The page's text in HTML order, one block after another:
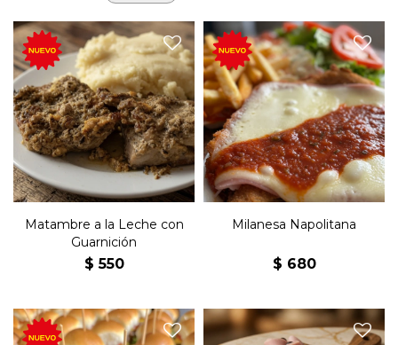
Matambre a la Leche con
guarnición.
Escoge entre las siguientes
guarniciones:
-Papas Fritas
-Puré
-Ensalada Rusa
-Ensalada Mixta (Lechuga y
Tomate)
Escríbenos cuál guarnición
deseas en Observaciones.
Matambre a la Leche con
Guarnición
$ 550
Milanesa napolitana de
carne o pollo, con jamón,
queso y salsa de tomate.
Acompañada de ensalada
rusa, ensalada mixta
(lechuga y tomate) y papas
fritas.
Escríbenos en las
Observaciones si deseas que
la milanesa sea de Pollo.
Milanesa Napolitana
$ 680